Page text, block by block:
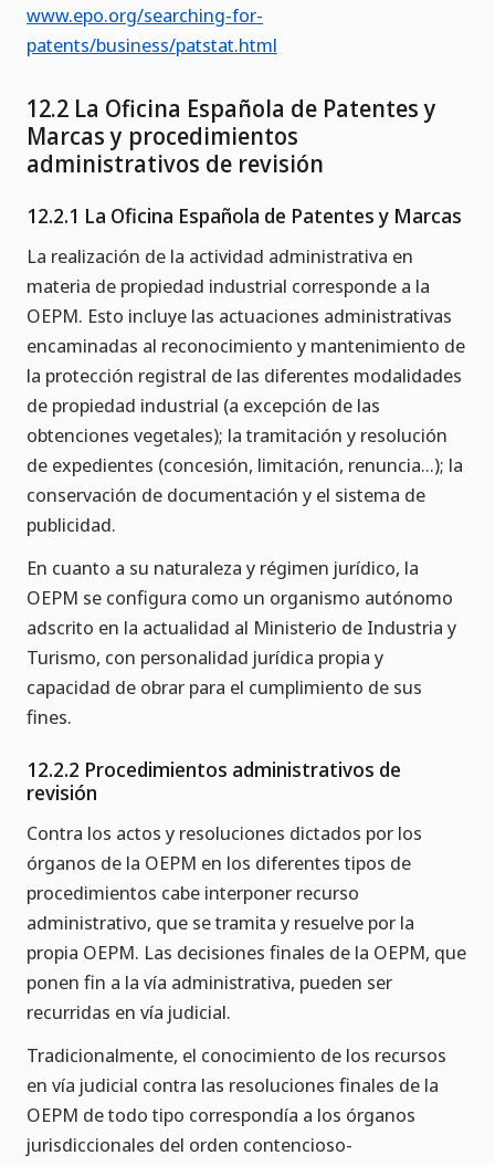
www.epo.org/searching-for-
patents/business/patstat.html
12.2 La Oficina Española de Patentes y
Marcas y procedimientos
administrativos de revisión
12.2.1 La Oficina Española de Patentes y Marcas
La realización de la actividad administrativa en
materia de propiedad industrial corresponde a la
OEPM. Esto incluye las actuaciones administrativas
encaminadas al reconocimiento y mantenimiento de
la protección registral de las diferentes modalidades
de propiedad industrial (a excepción de las
obtenciones vegetales); la tramitación y resolución
de expedientes (concesión, limitación, renuncia...); la
conservación de documentación y el sistema de
publicidad.
En cuanto a su naturaleza y régimen jurídico, la
OEPM se configura como un organismo autónomo
adscrito en la actualidad al Ministerio de Industria y
Turismo, con personalidad jurídica propia y
capacidad de obrar para el cumplimiento de sus
fines.
12.2.2 Procedimientos administrativos de
revisión
Contra los actos y resoluciones dictados por los
órganos de la OEPM en los diferentes tipos de
procedimientos cabe interponer recurso
administrativo, que se tramita y resuelve por la
propia OEPM. Las decisiones finales de la OEPM, que
ponen fin a la vía administrativa, pueden ser
recurridas en vía judicial.
Tradicionalmente, el conocimiento de los recursos
en vía judicial contra las resoluciones finales de la
OEPM de todo tipo correspondía a los órganos
jurisdiccionales del orden contencioso-